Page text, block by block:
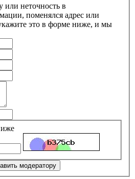
неточность в
поменялся адрес или
это в форме ниже, и мы
модератору